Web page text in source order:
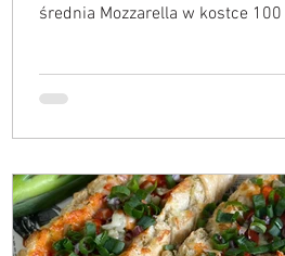
średnia Mozzarella w kostce 100